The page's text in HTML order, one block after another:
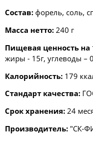
Состав: форель, соль,
Масса нетто: 240 г
Пищевая ценность на
жиры - 15г, углеводы –
Калорийность: 179
Стандарт качества:
Срок хранения: 24
Производитель: "СК-